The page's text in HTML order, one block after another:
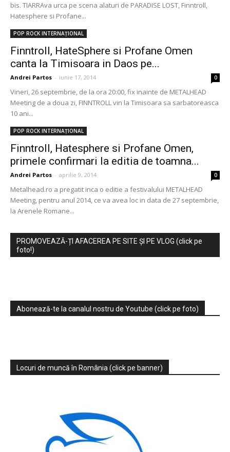
bis. TIARRAva urca pe scena alaturi de PARADISE LOST, Finntroll,
Hatesphere si Profane...
POP ROCK INTERNAȚIONAL
Finntroll, HateSphere si Profane Omen
canta la Timisoara in Daos pe...
Andrei Partos - iunie 17, 2014 0
Vineri, 26 septembrie, de la ora 20:00, fix inainte de METALHEAD
Meeting de a doua zi, FINNTROLL vin la Timisoara sa sarbatoreasca
10 ani...
POP ROCK INTERNAȚIONAL
Finntroll, Hatesphere si Profane Omen,
primele confirmari la editia de toamna...
Andrei Partos - aprilie 9, 2014 0
Metalhead.ro a pregatit inca o editie a festivalului METALHEAD
Meeting, pentru anul 2014, ce va avea loc in data de 27 septembrie,
la Arenele Romane...
PROMOVEAZĂ-ȚI AFACEREA PE SITE ȘI PE VLOG (click pe
foto!)
Abonează-te la canalul nostru de Youtube (click pe foto)
Locuri de muncă în România (click pe banner)